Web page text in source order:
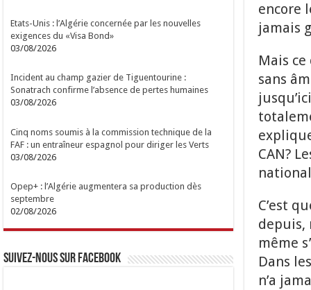
encore
jamais
Mais
sans
CAN?
C’est
depuis,
même
Dans
n’a
Etats-Unis : l’Algérie concernée par les nouvelles
exigences du «Visa Bond»
03/08/2026
Incident au champ gazier de Tiguentourine :
Sonatrach confirme l’absence de pertes humaines
03/08/2026
Cinq noms soumis à la commission technique de la
FAF : un entraîneur espagnol pour diriger les Verts
03/08/2026
Opep+ : l’Algérie augmentera sa production dès
septembre
02/08/2026
Suivez-nous sur Facebook